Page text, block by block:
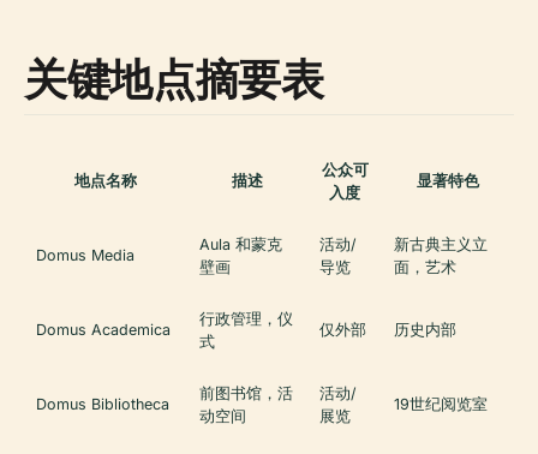
关键地点摘要表
地点名称 描述
公众可
入度
显著特色
Domus Media
Aula 和蒙克
壁画
活动/
导览
新古典主义立
面，艺术
Domus Academica
行政管理，仪
式
仅外部 历史内部
Domus Bibliotheca
前图书馆，活
动空间
活动/
展览
19世纪阅览室